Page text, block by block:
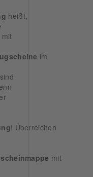
heißt,
im
sind
! Überreichen
mit